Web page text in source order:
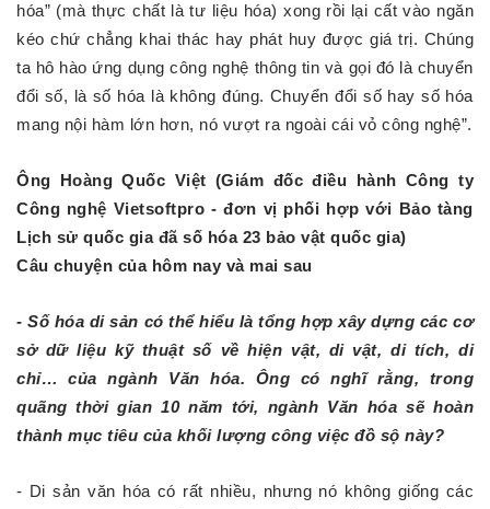
hóa” (mà thực chất là tư liệu hóa) xong rồi lại cất vào ngăn
kéo chứ chẳng khai thác hay phát huy được giá trị. Chúng
ta hô hào ứng dụng công nghệ thông tin và gọi đó là chuyển
đổi số, là số hóa là không đúng. Chuyển đổi số hay số hóa
mang nội hàm lớn hơn, nó vượt ra ngoài cái vỏ công nghệ”.
Ông Hoàng Quốc Việt (Giám đốc điều hành Công ty
Công nghệ Vietsoftpro - đơn vị phối hợp với Bảo tàng
Lịch sử quốc gia đã số hóa 23 bảo vật quốc gia)
Câu chuyện của hôm nay và mai sau
- Số hóa di sản có thể hiểu là tổng hợp xây dựng các cơ
sở dữ liệu kỹ thuật số về hiện vật, di vật, di tích, di
chỉ… của ngành Văn hóa. Ông có nghĩ rằng, trong
quãng thời gian 10 năm tới, ngành Văn hóa sẽ hoàn
thành mục tiêu của khối lượng công việc đồ sộ này?
- Di sản văn hóa có rất nhiều, nhưng nó không giống các